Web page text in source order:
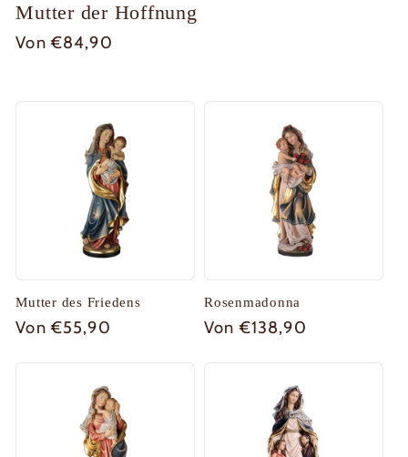
Mutter der Hoffnung
Normaler
Von €84,90
Mutter des Friedens
Normaler
Von €55,90
Rosenmadonna
Normaler
Von €138,90